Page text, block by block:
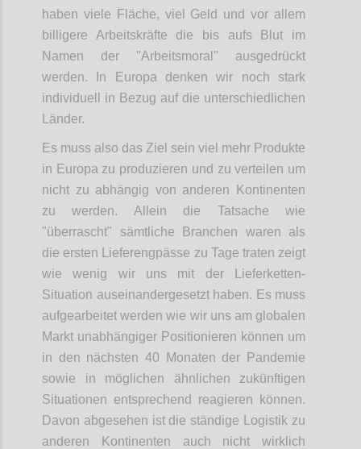
haben viele Fläche, viel Geld und vor allem
billigere Arbeitskräfte die bis aufs Blut im
Namen der "Arbeitsmoral" ausgedrückt
werden. In Europa denken wir noch stark
individuell in Bezug auf die unterschiedlichen
Länder.
Es muss also das Ziel sein viel mehr Produkte
in Europa zu produzieren und zu verteilen um
nicht zu abhängig von anderen Kontinenten
zu werden. Allein die Tatsache wie
"überrascht" sämtliche Branchen waren als
die ersten Lieferengpässe zu Tage traten zeigt
wie wenig wir uns mit der Lieferketten-
Situation auseinandergesetzt haben. Es muss
aufgearbeitet werden wie wir uns am globalen
Markt unabhängiger Positionieren können um
in den nächsten 40 Monaten der Pandemie
sowie in möglichen ähnlichen zukünftigen
Situationen entsprechend reagieren können.
Davon abgesehen ist die ständige Logistik zu
anderen Kontinenten auch nicht wirklich